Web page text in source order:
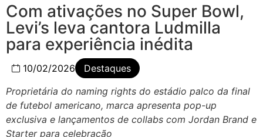
Com ativações no Super Bowl,
Levi’s leva cantora Ludmilla
para experiência inédita
10/02/2026
Destaques
Proprietária do naming rights do estádio palco da final
de futebol americano, marca apresenta pop-up
exclusiva e lançamentos de collabs com Jordan Brand e
Starter para celebração